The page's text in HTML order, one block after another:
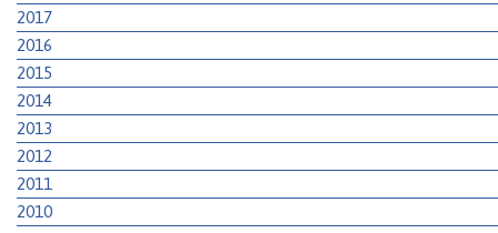
2017
2016
2015
2014
2013
2012
2011
2010